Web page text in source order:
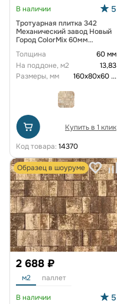
В наличии 5
Тротуарная плитка 342
Механический завод Новый
Город ColorMix 60мм
Толщина
60 мм
На поддоне, м2
13,83
Размеры, мм
160х80х60...
Купить в 1 клик
Код товара: 14370
Образец в шоуруме
2 688 ₽
м2 паллет
В наличии 5